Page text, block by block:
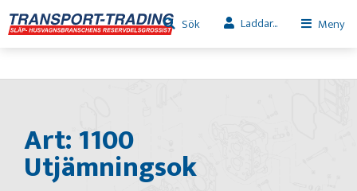
Sök Laddar... Meny
Art: 1100
Utjämningsok